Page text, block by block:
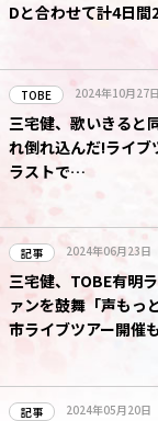
Dと合わせて計4日間
TOBE 2024年10月27日
三宅健、歌いきると
れ倒れ込んだ!ライブ
ラストで…
記事 2024年06月23日
三宅健、TOBE有明
ァンを鼓舞「声もっ
市ライブツアー開催
記事 2024年05月20日